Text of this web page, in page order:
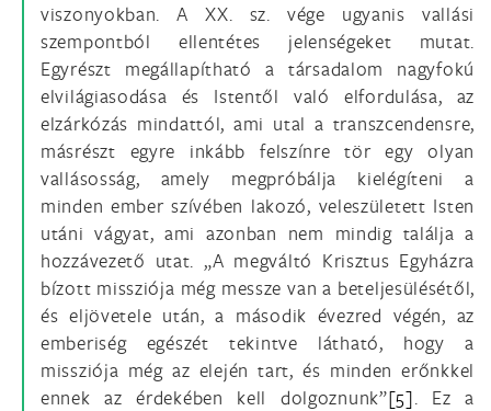
viszonyokban. A XX. sz. vége ugyanis vallási
szempontból ellentétes jelenségeket mutat.
Egyrészt megállapítható a társadalom nagyfokú
elvilágiasodása és Istentől való elfordulása, az
elzárkózás mindattól, ami utal a transzcendensre,
másrészt egyre inkább felszínre tör egy olyan
vallásosság, amely megpróbálja kielégíteni a
minden ember szívében lakozó, veleszületett Isten
utáni vágyat, ami azonban nem mindig találja a
hozzávezető utat. „A megváltó Krisztus Egyházra
bízott missziója még messze van a beteljesülésétől,
és eljövetele után, a második évezred végén, az
emberiség egészét tekintve látható, hogy a
missziója még az elején tart, és minden erőnkkel
ennek az érdekében kell dolgoznunk”[5]. Ez a